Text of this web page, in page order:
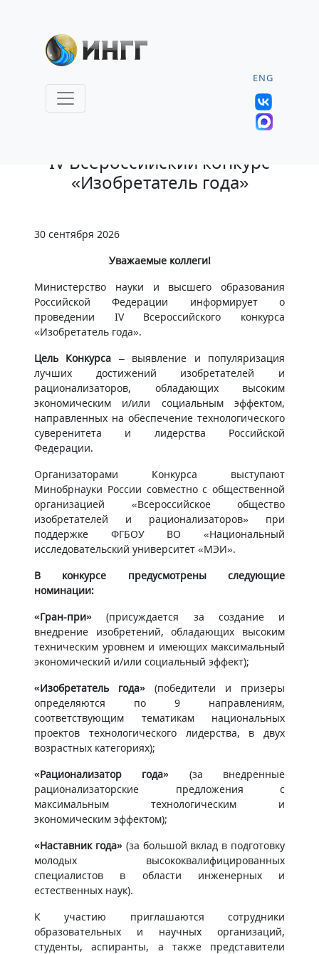
ENG
IV Всероссийский конкурс
«Изобретатель года»
30 сентября 2026
Уважаемые коллеги!
Министерство науки и высшего образования
Российской Федерации информирует о
проведении IV Всероссийского конкурса
«Изобретатель года».
Цель Конкурса – выявление и популяризация
лучших достижений изобретателей и
рационализаторов, обладающих высоким
экономическим и/или социальным эффектом,
направленных на обеспечение технологического
суверенитета и лидерства Российской
Федерации.
Организаторами Конкурса выступают
Минобрнауки России совместно с общественной
организацией «Всероссийское общество
изобретателей и рационализаторов» при
поддержке ФГБОУ ВО «Национальный
исследовательский университет «МЭИ».
В конкурсе предусмотрены следующие
номинации:
«Гран-при» (присуждается за создание и
внедрение изобретений, обладающих высоким
техническим уровнем и имеющих максимальный
экономический и/или социальный эффект);
«Изобретатель года» (победители и призеры
определяются по 9 направлениям,
соответствующим тематикам национальных
проектов технологического лидерства, в двух
возрастных категориях);
«Рационализатор года» (за внедренные
рационализаторские предложения с
максимальным технологическим и
экономическим эффектом);
«Наставник года»(за большой вклад в подготовку
молодых высококвалифицированных
специалистов в области инженерных и
естественных наук).
К участию приглашаются сотрудники
образовательных и научных организаций,
студенты, аспиранты, а также представители